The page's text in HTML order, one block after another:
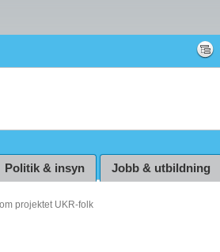
Politik & insyn Jobb & utbildning
projektet UKR-folk